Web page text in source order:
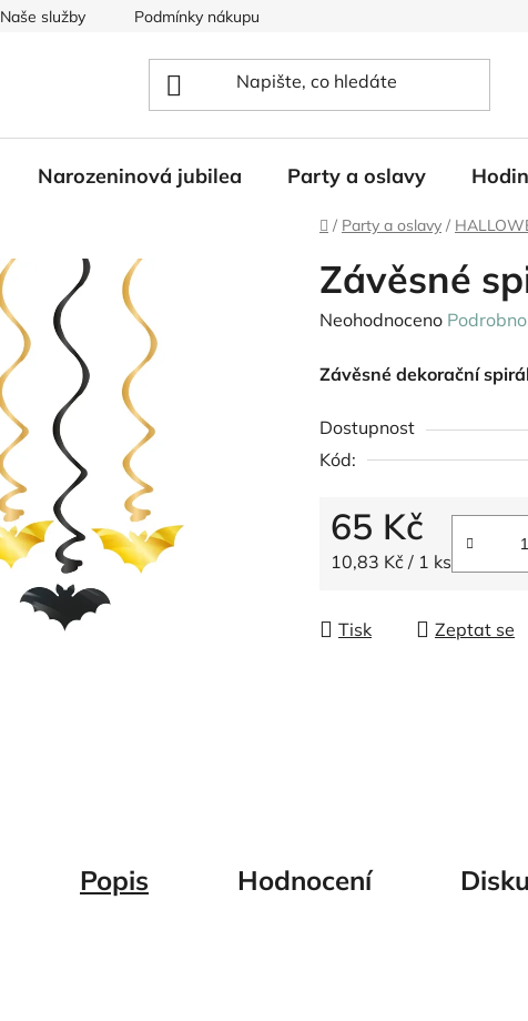
Naše služby Podmínky nákupu
Narozeninová jubilea Party a oslavy
Domů
/ Party a oslavy /
Závěsné
Průměrné
produktu
0,0
z
hvězdiček.
Neohodnoceno
Závěsné dekorační
Dostupnost
Kód:
65 Kč
Měrná cena:
10,83 Kč / 1 ks
Tisk Zeptat se
Popis Hodnocení